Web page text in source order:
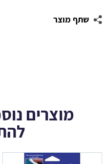
שתף מוצר
מוצרים